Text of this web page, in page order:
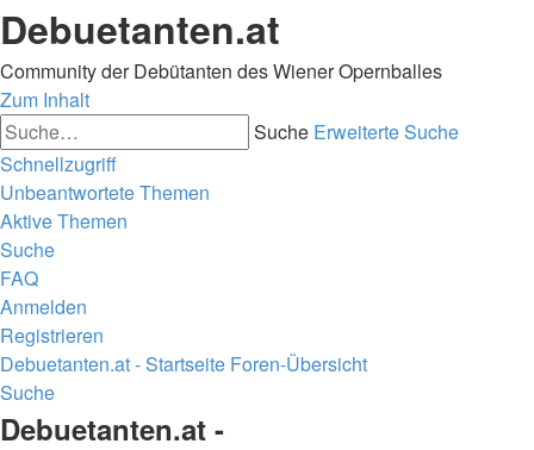
Debuetanten.at
Community der Debütanten des Wiener Opernballes
Zum Inhalt
Suche Erweiterte Suche
Schnellzugriff
Unbeantwortete Themen
Aktive Themen
Suche
FAQ
Anmelden
Registrieren
Debuetanten.at - Startseite Foren-Übersicht
Suche
Debuetanten.at -